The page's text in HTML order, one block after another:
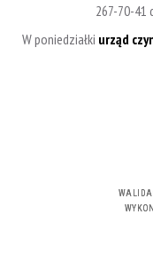
267-70-41
W poniedziałki urząd